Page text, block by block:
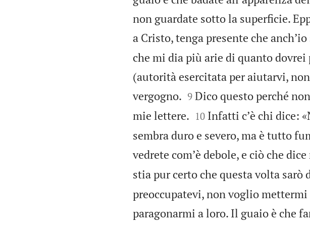
non guardate sotto la superficie.
a Cristo, tenga presente che
che mi dia più arie di quanto
(autorità esercitata per aiutarvi,
vergogno.
9 Dico questo perché
mie lettere.
10 Infatti cʼè chi dice:
sembra duro e severo, ma è tutto
vedrete comʼè debole, e ciò che
stia pur certo che questa volta sarò
preoccupatevi, non voglio
paragonarmi a loro. Il guaio è che